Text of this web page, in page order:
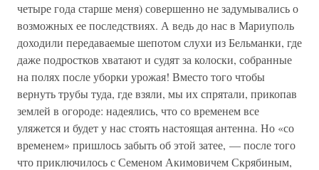
четыре года старше меня) совершенно не задумывались о
возможных ее последствиях. А ведь до нас в Мариуполь
доходили передаваемые шепотом слухи из Бельманки, где
даже подростков хватают и судят за колоски, собранные
на полях после уборки урожая! Вместо того чтобы
вернуть трубы туда, где взяли, мы их спрятали, прикопав
землей в огороде: надеялись, что со временем все
уляжется и будет у нас стоять настоящая антенна. Но «со
временем» пришлось забыть об этой затее, — после того
что приключилось с Семеном Акимовичем Скрябиным,